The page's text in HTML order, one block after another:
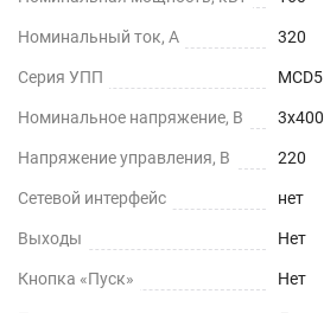
Номинальный ток, А 320
Серия УПП MCD5
Номинальное напряжение, В 3х400
Напряжение управления, В 220
Сетевой интерфейс нет
Выходы Нет
Кнопка «Пуск» Нет